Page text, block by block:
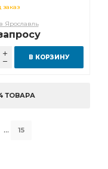
заказ
Ярославль
В КОРЗИНУ
ТОВАРА
... 15